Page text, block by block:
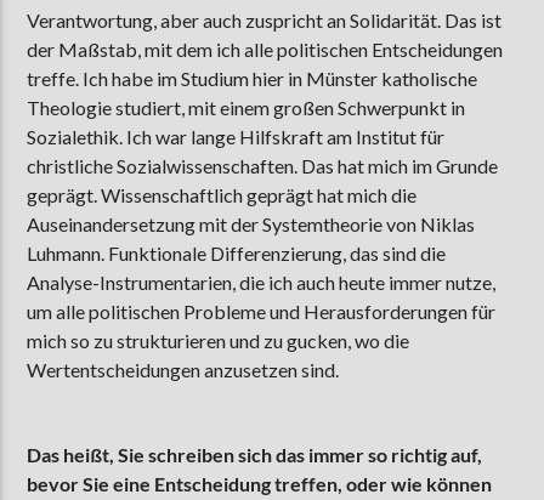
Verantwortung, aber auch zuspricht an Solidarität. Das ist
der Maßstab, mit dem ich alle politischen Entscheidungen
treffe. Ich habe im Studium hier in Münster katholische
Theologie studiert, mit einem großen Schwerpunkt in
Sozialethik. Ich war lange Hilfskraft am Institut für
christliche Sozialwissenschaften. Das hat mich im Grunde
geprägt. Wissenschaftlich geprägt hat mich die
Auseinandersetzung mit der Systemtheorie von Niklas
Luhmann. Funktionale Differenzierung, das sind die
Analyse-Instrumentarien, die ich auch heute immer nutze,
um alle politischen Probleme und Herausforderungen für
mich so zu strukturieren und zu gucken, wo die
Wertentscheidungen anzusetzen sind.
Das heißt, Sie schreiben sich das immer so richtig auf,
bevor Sie eine Entscheidung treffen, oder wie können